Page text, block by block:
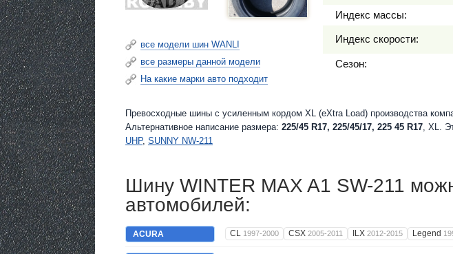
все модели шин WANLI
все размеры данной модели
На какие марки авто подходит
Индекс массы:
Индекс скорости:
Сезон:
Превосходные шины c усиленным кордом XL (eXtra Load) производства
Альтернативное написание размера: 225/45 R17, 225/45/17, 225 45 R17, XL.
UHP, SUNNY NW-211
Шину WINTER MAX A1 SW-211
автомобилей:
ACURA CL 1997-2000 CSX 2005-2011 ILX 2012-2015 Legend